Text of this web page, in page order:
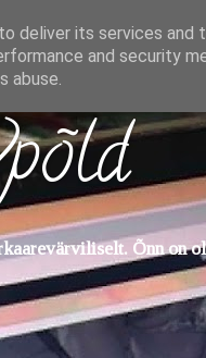
Õnn on
deliver its services and
and security
abuse.